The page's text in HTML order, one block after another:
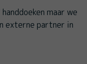
maar we
externe partner in